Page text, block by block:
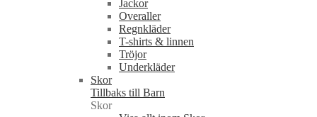
Jackor
Overaller
Regnkläder
T-shirts & linnen
Tröjor
Underkläder
Skor
Tillbaks till Barn
Skor